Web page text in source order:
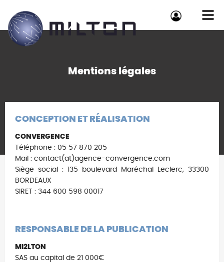
Mentions légales
CONCEPTION ET RÉALISATION
CONVERGENCE
Téléphone : 05 57 870 205
Mail : contact(at)agence-convergence.com
Siège social : 135 boulevard Maréchal Leclerc, 33300
BORDEAUX
SIRET : 344 600 598 00017
RESPONSABLE DE LA PUBLICATION
MI2LTON
SAS au capital de 21 000€